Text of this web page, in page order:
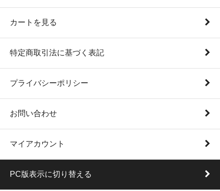
カートを見る
特定商取引法に基づく表記
プライバシーポリシー
お問い合わせ
マイアカウント
PC版表示に切り替える